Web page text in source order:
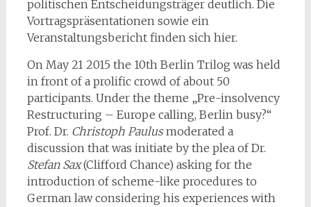
politischen Entscheidungsträger deutlich. Die
Vortragspräsentationen sowie ein
Veranstaltungsbericht finden sich hier.
On May 21 2015 the 10th Berlin Trilog was held
in front of a prolific crowd of about 50
participants. Under the theme „Pre-insolvency
Restructuring – Europe calling, Berlin busy?“
Prof. Dr. Christoph Paulusmoderated a
discussion that was initiate by the plea of Dr.
Stefan Sax(Clifford Chance) asking for the
introduction of scheme-like procedures to
German law considering his experiences with